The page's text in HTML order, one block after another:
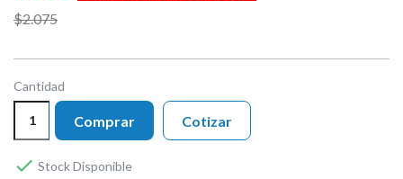
$2.075
Cantidad
Comprar
 Stock Disponible
Cotizar